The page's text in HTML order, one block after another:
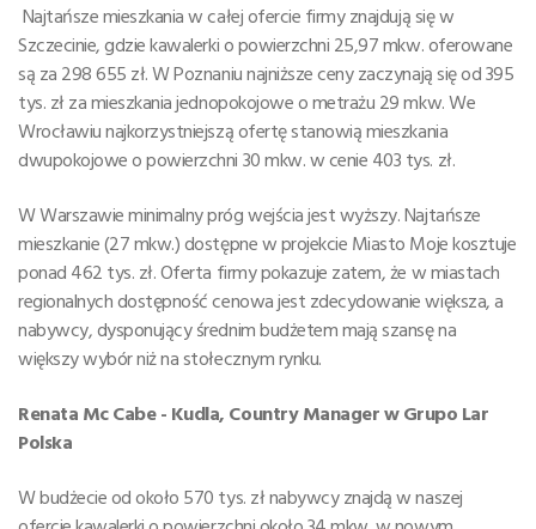
Najtańsze mieszkania w całej ofercie firmy znajdują się w
Szczecinie, gdzie kawalerki o powierzchni 25,97 mkw. oferowane
są za 298 655 zł. W Poznaniu najniższe ceny zaczynają się od 395
tys. zł za mieszkania jednopokojowe o metrażu 29 mkw. We
Wrocławiu najkorzystniejszą ofertę stanowią mieszkania
dwupokojowe o powierzchni 30 mkw. w cenie 403 tys. zł.
W Warszawie minimalny próg wejścia jest wyższy. Najtańsze
mieszkanie (27 mkw.) dostępne w projekcie Miasto Moje kosztuje
ponad 462 tys. zł. Oferta firmy pokazuje zatem, że w miastach
regionalnych dostępność cenowa jest zdecydowanie większa, a
nabywcy, dysponujący średnim budżetem mają szansę na
większy wybór niż na stołecznym rynku.
Renata Mc Cabe - Kudla, Country Manager w Grupo Lar
Polska
W budżecie od około 570 tys. zł nabywcy znajdą w naszej